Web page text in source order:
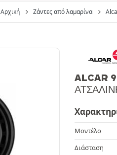
Αρχική Ζάντες από λαμαρίνα
ALCAR
Μοντέλο
Διάσταση